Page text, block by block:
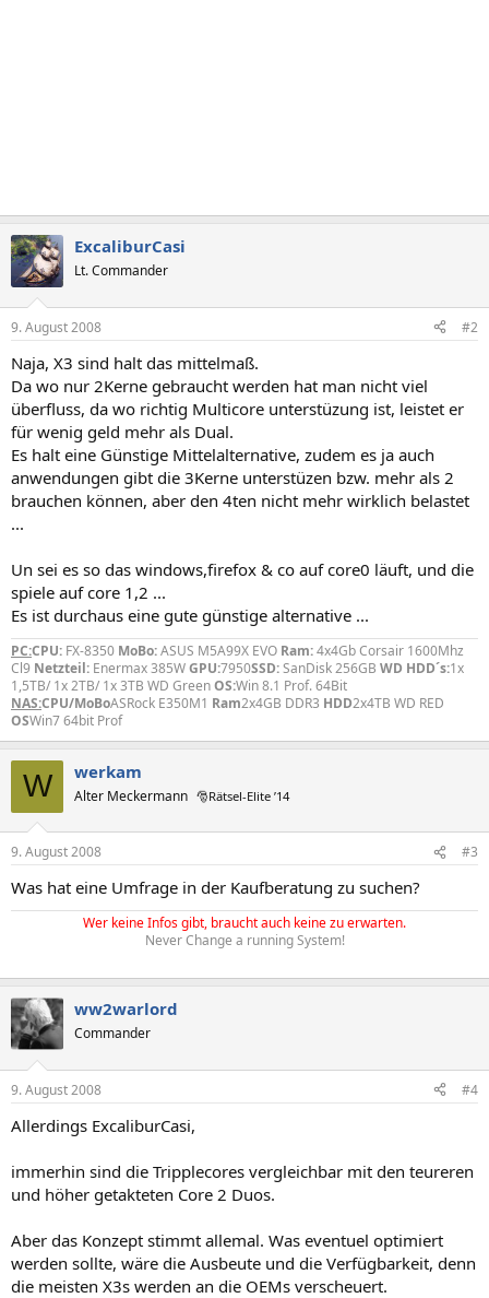
ExcaliburCasi
Lt. Commander
9. August 2008 #2
Naja, X3 sind halt das mittelmaß.
Da wo nur 2Kerne gebraucht werden hat man nicht viel
überfluss, da wo richtig Multicore unterstüzung ist, leistet er
für wenig geld mehr als Dual.
Es halt eine Günstige Mittelalternative, zudem es ja auch
anwendungen gibt die 3Kerne unterstüzen bzw. mehr als 2
brauchen können, aber den 4ten nicht mehr wirklich belastet
...
Un sei es so das windows,firefox & co auf core0 läuft, und die
spiele auf core 1,2 ...
Es ist durchaus eine gute günstige alternative ...
PC:CPU: FX-8350 MoBo:ASUS M5A99X EVO Ram:4x4Gb Corsair 1600Mhz
Cl9 Netzteil: Enermax 385WGPU:7950SSD:SanDisk 256GB WD HDD´s:1x
1,5TB/ 1x 2TB/ 1x 3TB WD GreenOS:Win 8.1 Prof. 64Bit
NAS:CPU/MoBoASRock E350M1 Ram2x4GB DDR3 HDD2x4TB WD RED
OSWin7 64bit Prof
W werkam
Alter Meckermann 🎅Rätsel-Elite ’14
9. August 2008 #3
Was hat eine Umfrage in der Kaufberatung zu suchen?
Wer keine Infos gibt, braucht auch keine zu erwarten.
Never Change a running System!
ww2warlord
Commander
9. August 2008 #4
Allerdings ExcaliburCasi,
immerhin sind die Tripplecores vergleichbar mit den teureren
und höher getakteten Core 2 Duos.
Aber das Konzept stimmt allemal. Was eventuel optimiert
werden sollte, wäre die Ausbeute und die Verfügbarkeit, denn
die meisten X3s werden an die OEMs verscheuert.